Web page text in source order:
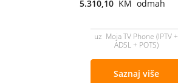
5.310,10 KM odmah
uz Moja TV Phone (IPTV +
ADSL + POTS)
Saznaj više